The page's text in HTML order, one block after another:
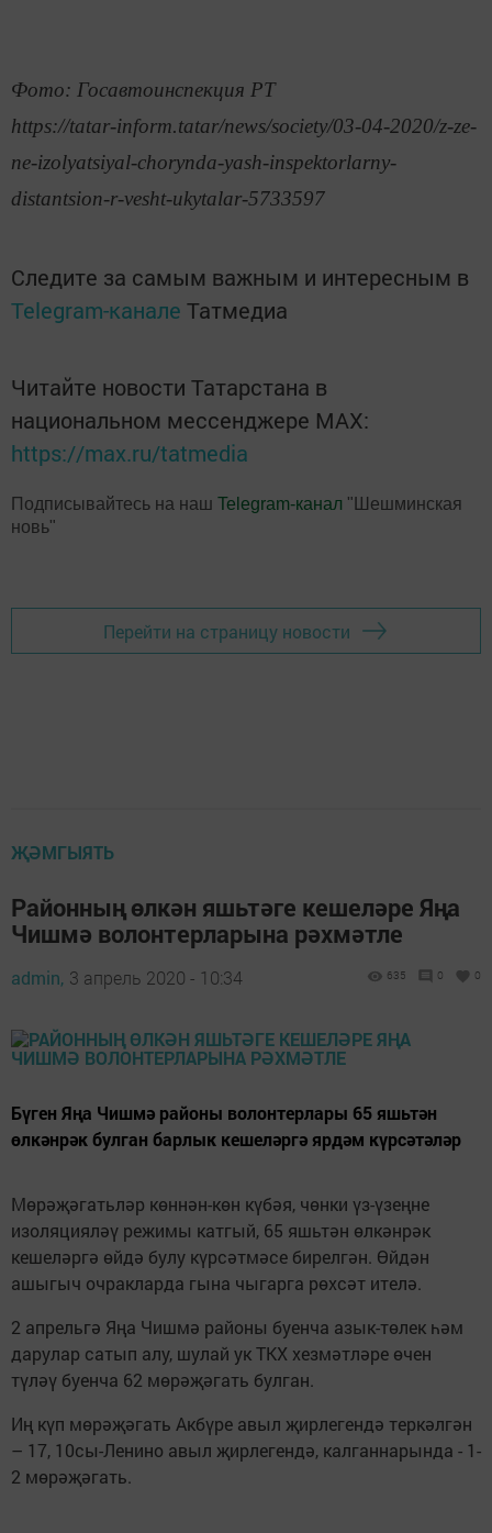
Фото: Госавтоинспекция РТ
https://tatar-inform.tatar/news/society/03-04-2020/z-ze-
ne-izolyatsiyal-chorynda-yash-inspektorlarny-
distantsion-r-vesht-ukytalar-5733597
Следите за самым важным и интересным в
Telegram-канале Татмедиа
Читайте новости Татарстана в
национальном мессенджере MАХ:
https://max.ru/tatmedia
Подписывайтесь на наш Telegram-канал "Шешминская
новь"
Перейти на страницу новости
ҖӘМГЫЯТЬ
Районның өлкән яшьтәге кешеләре Яңа
Чишмә волонтерларына рәхмәтле
admin, 3 апрель 2020 - 10:34 635 0 0
Бүген Яңа Чишмә районы волонтерлары 65 яшьтән
өлкәнрәк булган барлык кешеләргә ярдәм күрсәтәләр
Мөрәҗәгатьләр көннән-көн күбәя, чөнки үз-үзеңне
изоляцияләү режимы катгый, 65 яшьтән өлкәнрәк
кешеләргә өйдә булу күрсәтмәсе бирелгән. Өйдән
ашыгыч очракларда гына чыгарга рөхсәт ителә.
2 апрельгә Яңа Чишмә районы буенча азык-төлек һәм
дарулар сатып алу, шулай ук ТКХ хезмәтләре өчен
түләү буенча 62 мөрәҗәгать булган.
Иң күп мөрәҗәгать Акбүре авыл җирлегендә теркәлгән
– 17, 10сы-Ленино авыл җирлегендә, калганнарында - 1-
2 мөрәҗәгать.